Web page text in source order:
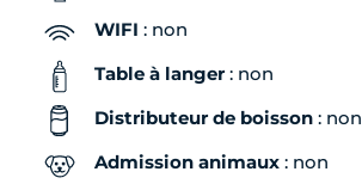
WIFI : non
Table à langer: non
Distributeur de boisson : non
Admission animaux : non